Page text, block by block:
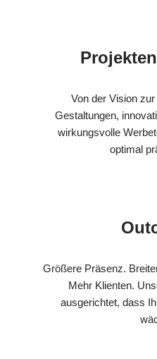
Von der Vision
Gestaltungen,
wirkungsvolle
optimal
Größere Präsenz.
Mehr Klienten.
ausgerichtet, dass